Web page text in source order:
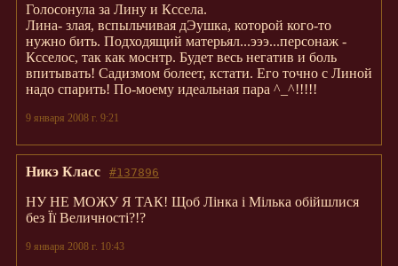
Голосонула за Лину и Кссела.
Лина- злая, вспыльчивая дЭушка, которой кого-то
нужно бить. Подходящий матерьял...эээ...персонаж -
Ксселос, так как моснтр. Будет весь негатив и боль
впитывать! Садизмом болеет, кстати. Его точно с Линой
надо спарить! По-моему идеальная пара ^_^!!!!!
9 января 2008 г. 9:21
#137896
Никэ Класс
НУ НЕ МОЖУ Я ТАК! Щоб Лінка і Мілька обійшлися
без Її Величності?!?
9 января 2008 г. 10:43